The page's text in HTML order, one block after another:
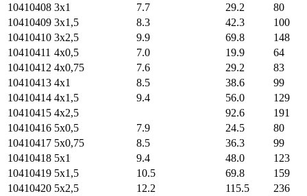
10410408 3х1 7.7 29.2
80
10410409 3х1,5 8.3 42.3
100
10410410 3х2,5 9.9 69.8
148
10410411 4х0,5 7.0 19.9
64
10410412 4х0,75 7.6 29.2
83
10410413 4х1 8.5 38.6
99
10410414 4х1,5 9.4 56.0
129
10410415 4х2,5 92.6
191
10410416 5х0,5 7.9 24.5
80
10410417 5х0,75 8.5 36.3
99
10410418 5х1 9.4 48.0
123
10410419 5х1,5 10.5 69.8
159
10410420 5х2,5 12.2 115.5
236